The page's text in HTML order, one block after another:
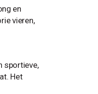
en
vieren,
sportieve,
Het